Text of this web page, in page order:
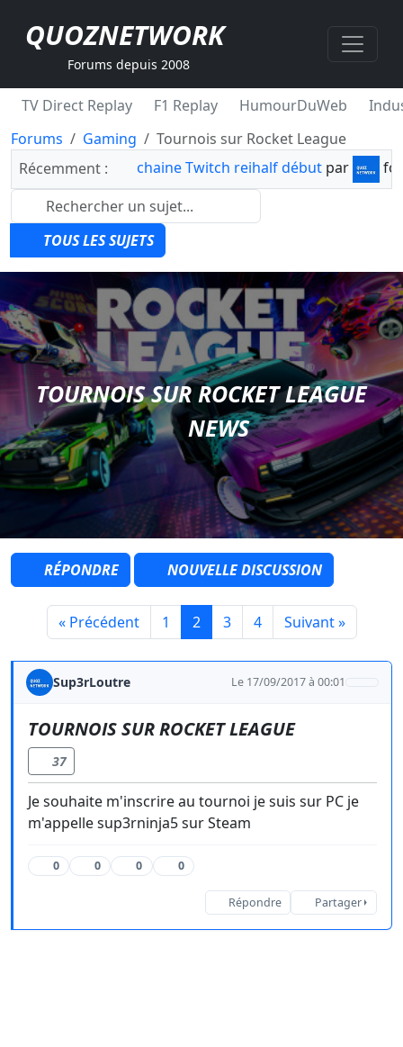
QUOZNETWORK
Forums depuis 2008
TV Direct Replay F1 Replay HumourDuWeb
Forums
Gaming
Tournois sur Rocket League
Récemment :
chaine Twitch reihalf début par
TOUS LES SUJETS
TOURNOIS SUR ROCKET LEAGUE
NEWS
RÉPONDRE NOUVELLE DISCUSSION
« Précédent 1 2 3 4 Suivant »
Sup3rLoutre Le 17/09/2017 à 00:01
TOURNOIS SUR ROCKET LEAGUE
37
Je souhaite m'inscrire au tournoi je suis sur PC je
m'appelle sup3rninja5 sur Steam
0 0 0 0
Répondre Partager